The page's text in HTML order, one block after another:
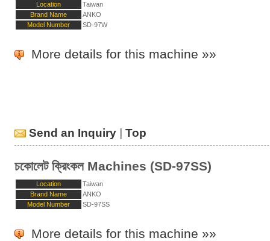
Location
Taiwan
Brand Name
ANKO
Model Number
SD-97W
More details for this machine »»
Send an Inquiry | Top
চকোলেট ক্রিংকল Machines (SD-97SS)
Location
Taiwan
Brand Name
ANKO
Model Number
SD-97SS
More details for this machine »»